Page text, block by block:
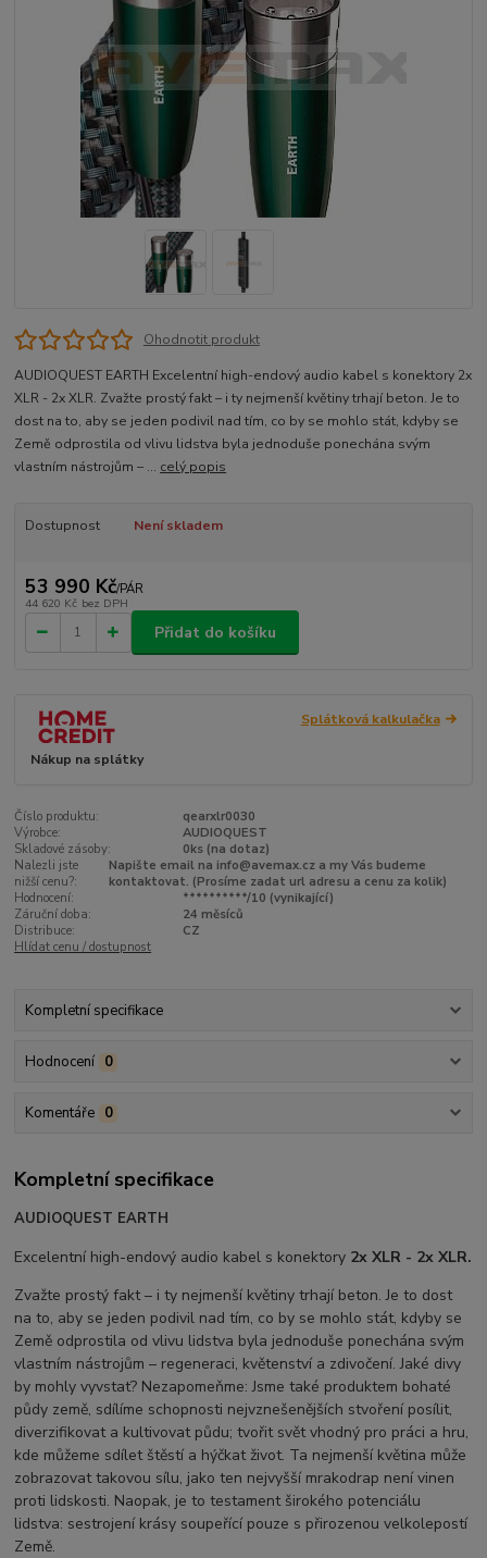
Ohodnotit produkt
AUDIOQUEST EARTH Excelentní high-endový audio kabel s konektory 2x
XLR - 2x XLR. Zvažte prostý fakt – i ty nejmenší květiny trhají beton. Je to
dost na to, aby se jeden podivil nad tím, co by se mohlo stát, kdyby se
Země odprostila od vlivu lidstva byla jednoduše ponechána svým
vlastním nástrojům – ... celý popis
Dostupnost Není skladem
53 990 Kč/PÁR
44 620 Kč bez DPH
Přidat do košíku
Splátková kalkulačka
Nákup na splátky
Číslo produktu:
qearxlr0030
Výrobce:
AUDIOQUEST
Skladové zásoby:
0ks (na dotaz)
Nalezli jste
nižší cenu?:
Napište email na info@avemax.cz a my Vás budeme
kontaktovat. (Prosíme zadat url adresu a cenu za kolik)
Hodnocení:
**********/10 (vynikající)
Záruční doba:
24 měsíců
Distribuce:
CZ
Hlídat cenu / dostupnost
Kompletní specifikace
Hodnocení 0
Komentáře 0
Kompletní specifikace
AUDIOQUEST EARTH
Excelentní high-endový audio kabel s konektory 2x XLR - 2x XLR.
Zvažte prostý fakt – i ty nejmenší květiny trhají beton. Je to dost
na to, aby se jeden podivil nad tím, co by se mohlo stát, kdyby se
Země odprostila od vlivu lidstva byla jednoduše ponechána svým
vlastním nástrojům – regeneraci, květenství a zdivočení. Jaké divy
by mohly vyvstat? Nezapomeňme: Jsme také produktem bohaté
půdy země, sdílíme schopnosti nejvznešenějších stvoření posílit,
diverzifikovat a kultivovat půdu; tvořit svět vhodný pro práci a hru,
kde můžeme sdílet štěstí a hýčkat život. Ta nejmenší květina může
zobrazovat takovou sílu, jako ten nejvyšší mrakodrap není vinen
proti lidskosti. Naopak, je to testament širokého potenciálu
lidstva: sestrojení krásy soupeřící pouze s přirozenou velkolepostí
Země.